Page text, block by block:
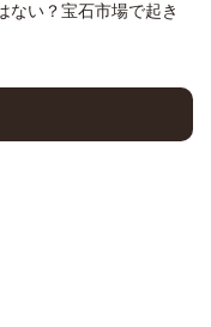
ない？宝石市場で起き